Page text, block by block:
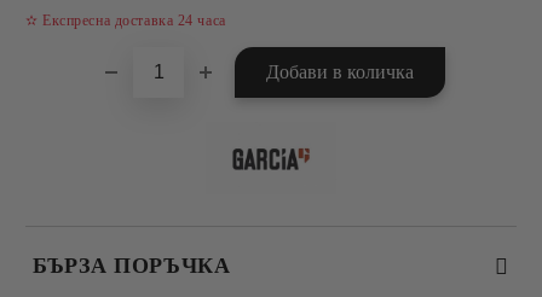
✫ Експресна доставка 24 часа
БЪРЗА ПОРЪЧКА